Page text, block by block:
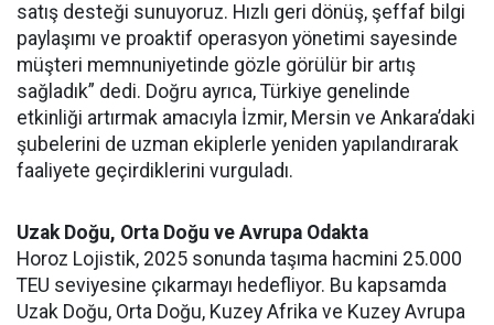
satış desteği sunuyoruz. Hızlı geri dönüş, şeffaf bilgi
paylaşımı ve proaktif operasyon yönetimi sayesinde
müşteri memnuniyetinde gözle görülür bir artış
sağladık” dedi. Doğru ayrıca, Türkiye genelinde
etkinliği artırmak amacıyla İzmir, Mersin ve Ankara’daki
şubelerini de uzman ekiplerle yeniden yapılandırarak
faaliyete geçirdiklerini vurguladı.
Uzak Doğu, Orta Doğu ve Avrupa Odakta
Horoz Lojistik, 2025 sonunda taşıma hacmini 25.000
TEU seviyesine çıkarmayı hedefliyor. Bu kapsamda
Uzak Doğu, Orta Doğu, Kuzey Afrika ve Kuzey Avrupa